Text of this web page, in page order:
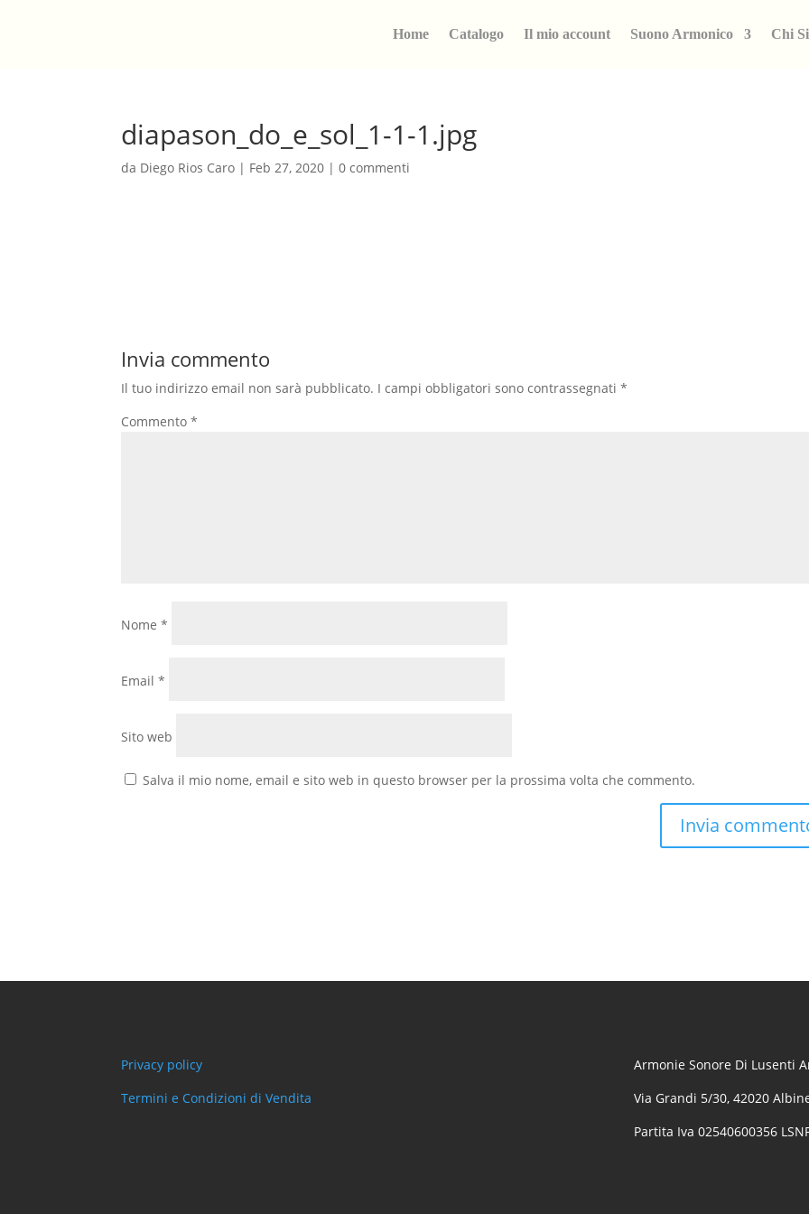
Home Catalogo Il mio account Suono Armonico Chi
diapason_do_e_sol_1-1-1.jpg
da Diego Rios Caro | Feb 27, 2020 |0 commenti
Invia commento
Il tuo indirizzo email non sarà pubblicato. I campi obbligatori sono contrassegnati*
Commento*
Nome*
Email*
Sito web
Salva il mio nome, email e sito web in questo browser per la prossima volta che commento.
Privacy policy
Termini e Condizioni di Vendita
Armonie Sonore Di Lusenti
Via Grandi 5/30, 42020
Partita Iva 02540600356